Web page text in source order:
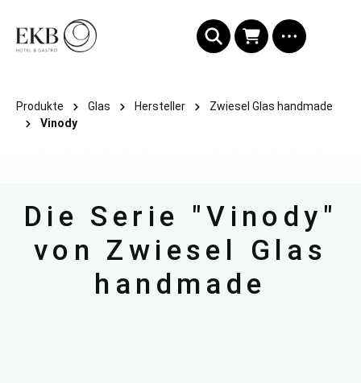
Produkte Glas Hersteller
Zwiesel Glas handmade
Vinody
Die Serie "Vinody"
von Zwiesel Glas
handmade